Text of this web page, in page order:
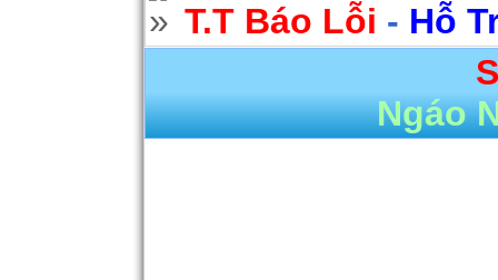
T.T Báo Lỗi - Hỗ
Ngáo